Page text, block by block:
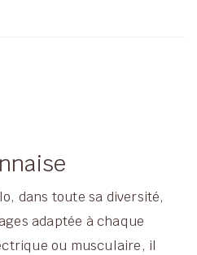
dans toute sa diversité,
adaptée à chaque
ou musculaire, il